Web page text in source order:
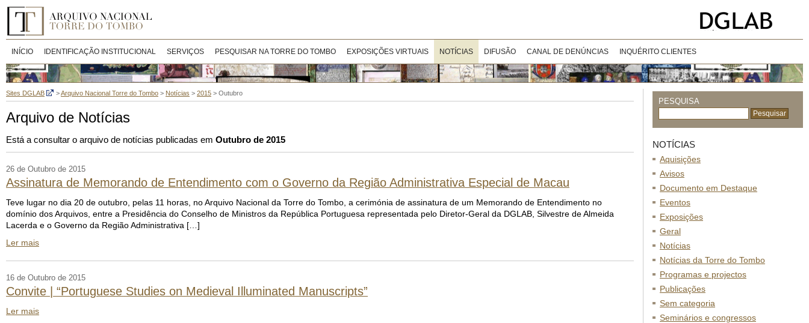
INÍCIO IDENTIFICAÇÃO INSTITUCIONAL SERVIÇOS PESQUISAR NA TORRE DO TOMBO EXPOSIÇÕES VIRTUAIS NOTÍCIAS DIFUSÃO CANAL DE DENÚNCIAS INQUÉRITO CLIENTES
Sites DGLAB >Arquivo Nacional Torre do Tombo > Notícias > 2015 > Outubro
Arquivo de Notícias
Está a consultar o arquivo de notícias publicadas em Outubro de 2015
26 de Outubro de 2015
Assinatura de Memorando de Entendimento com o Governo da Região Administrativa Especial de Macau
Teve lugar no dia 20 de outubro, pelas 11 horas, no Arquivo Nacional da Torre do Tombo, a cerimónia de assinatura de um Memorando de Entendimento no
domínio dos Arquivos, entre a Presidência do Conselho de Ministros da República Portuguesa representada pelo Diretor-Geral da DGLAB, Silvestre de Almeida
Lacerda e o Governo da Região Administrativa […]
Ler mais
16 de Outubro de 2015
Convite | “Portuguese Studies on Medieval Illuminated Manuscripts”
Ler mais
PESQUISA
NOTÍCIAS
Aquisições
Avisos
Documento em Destaque
Eventos
Exposições
Geral
Notícias
Notícias da Torre do Tombo
Programas e projectos
Publicações
Sem categoria
Seminários e congressos